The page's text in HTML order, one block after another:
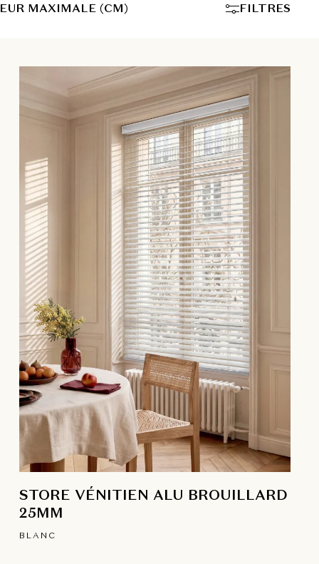
MAXIMALE (CM) FILTRES
STORE VÉNITIEN ALU BROUILLARD
25MM
BLANC